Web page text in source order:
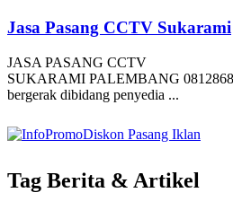
Jasa Pasang CCTV Sukarami
JASA PASANG CCTV
SUKARAMI PALEMBANG
bergerak dibidang penyedia ...
Tag Berita & Artikel